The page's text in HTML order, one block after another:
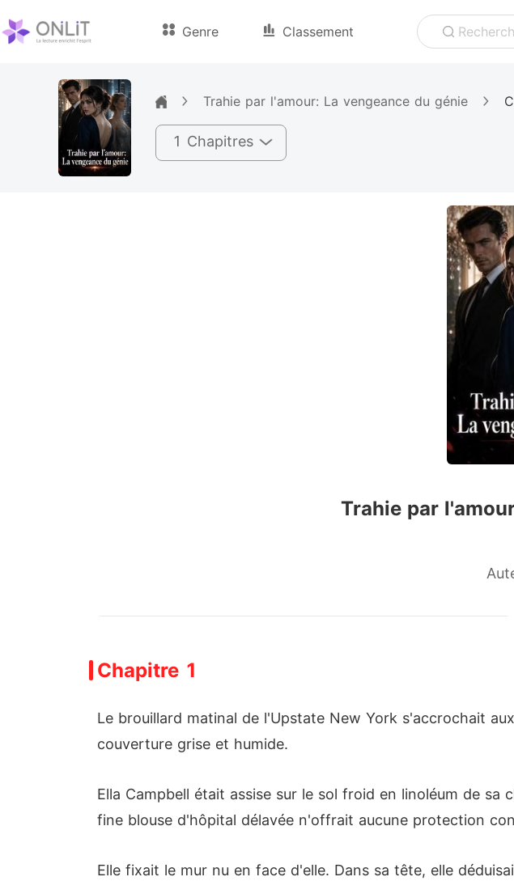
Genre Classement
Trahie par l'amour: La vengeance du génie
1 Chapitres
Trahie par
Chapitre 1
Le brouillard matinal de l'Upstate New York s'accrochait
couverture grise et humide.
Ella Campbell était assise sur le sol froid en linoléum de
fine blouse d'hôpital délavée n'offrait aucune protection
Elle fixait le mur nu en face d'elle. Dans sa tête, elle